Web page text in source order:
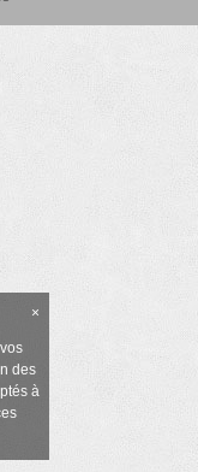
×
des
à